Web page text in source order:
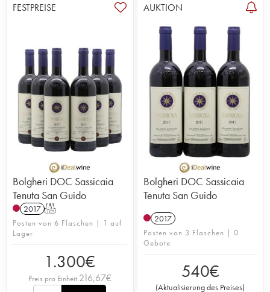
FESTPREISE
Bolgheri DOC Sassicaia
Tenuta San Guido
2017 T
Posten von 6 Flaschen | 1 auf
Lager
1.300€
Preis pro Einheit 216,67€
AUKTION
Bolgheri DOC Sassicaia
Tenuta San Guido
2017
Posten von 3 Flaschen | 0
Gebote
540€
(Aktualisierung des Preises)